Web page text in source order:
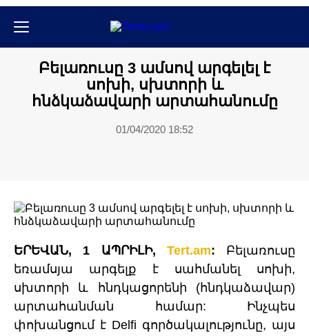
Բելառուսը 3 ամսով արգելել է
սոխի, սխտորի և
հնձկաձավարի արտահանումը
01/04/2020 18:52
ԵՐԵՎԱՆ, 1 ԱՊՐԻԼԻ, Tert.am: Բելառուսը
եռամսյա արգելք է սահմանել սոխի,
սխտորի և հնդկացորենի (հնդկաձավար)
արտահանման համար: Ինչպես
փոխանցում է Delfi գործակալությունը, այս